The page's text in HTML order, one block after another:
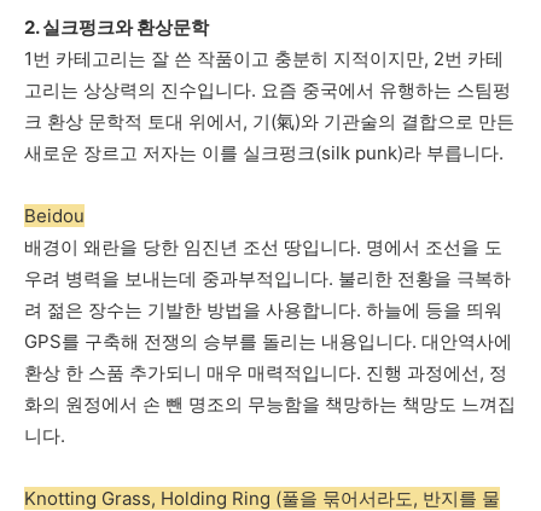
2.실크펑크와 환상문학
1번 카테고리는 잘 쓴 작품이고 충분히 지적이지만, 2번 카테
고리는 상상력의 진수입니다. 요즘 중국에서 유행하는 스팀펑
크 환상 문학적 토대 위에서, 기(氣)와 기관술의 결합으로 만든
새로운 장르고 저자는 이를 실크펑크(silk punk)라 부릅니다.
Beidou
배경이 왜란을 당한 임진년 조선 땅입니다. 명에서 조선을 도
우려 병력을 보내는데 중과부적입니다. 불리한 전황을 극복하
려 젊은 장수는 기발한 방법을 사용합니다. 하늘에 등을 띄워
GPS를 구축해 전쟁의 승부를 돌리는 내용입니다. 대안역사에
환상 한 스품 추가되니 매우 매력적입니다. 진행 과정에선, 정
화의 원정에서 손 뺀 명조의 무능함을 책망하는 책망도 느껴집
니다.
Knotting Grass, Holding Ring (풀을 묶어서라도, 반지를 물